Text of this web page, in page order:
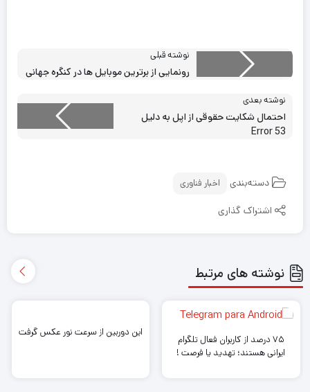
نوشته قبلی
رونمایی از برترین موبایل ها در کنگره جهانی
نوشته بعدی
احتمال شکایت حقوقی از اپل به دلیل
Error 53
دسته‌بندی اخبار فناوری
اشتراک گذاری
نوشته های مرتبط
۷۵ درصد از کاربران فعال تلگرام
ایرانی هستند؛ تهدید یا فرصت !
این دوربین از سرعت نور عکس گرفت